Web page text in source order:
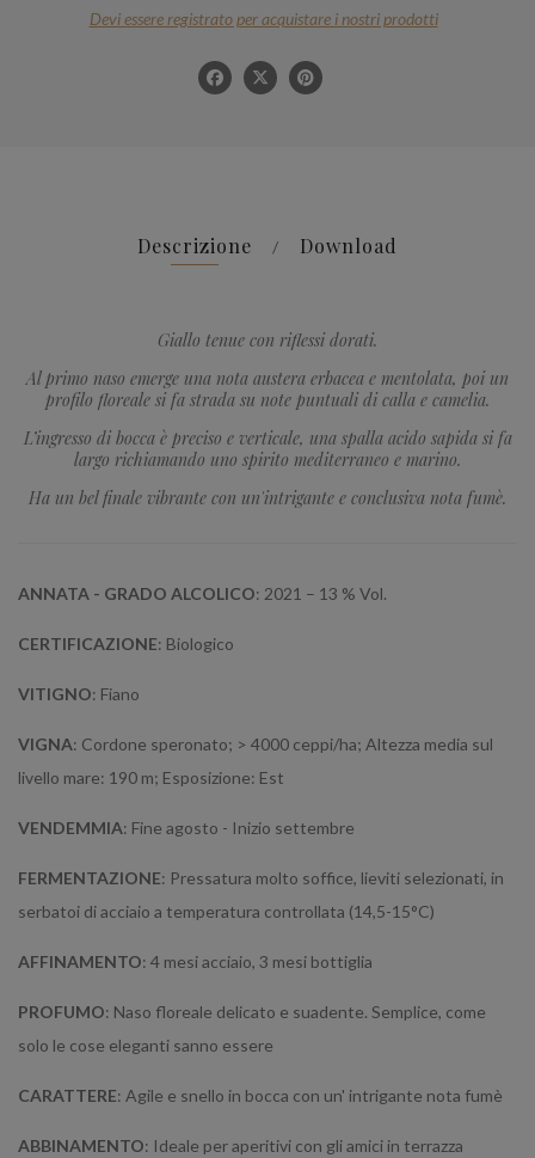
Descrizione Download
Giallo tenue con riflessi dorati.
Al primo naso emerge una nota austera erbacea e mentolata, poi un
profilo floreale si fa strada su note puntuali di calla e camelia.
L’ingresso di bocca è preciso e verticale, una spalla acido sapida si fa
largo richiamando uno spirito mediterraneo e marino.
Ha un bel finale vibrante con un'intrigante e conclusiva nota fumè.
ANNATA - GRADO ALCOLICO: 2021 – 13 % Vol.
CERTIFICAZIONE: Biologico
VITIGNO: Fiano
VIGNA: Cordone speronato; > 4000 ceppi/ha; Altezza media sul
livello mare: 190 m; Esposizione: Est
VENDEMMIA: Fine agosto - Inizio settembre
FERMENTAZIONE: Pressatura molto soffice, lieviti selezionati, in
serbatoi di acciaio a temperatura controllata (14,5-15°C)
AFFINAMENTO: 4 mesi acciaio, 3 mesi bottiglia
PROFUMO: Naso floreale delicato e suadente. Semplice, come
solo le cose eleganti sanno essere
CARATTERE: Agile e snello in bocca con un' intrigante nota fumè
ABBINAMENTO: Ideale per aperitivi con gli amici in terrazza